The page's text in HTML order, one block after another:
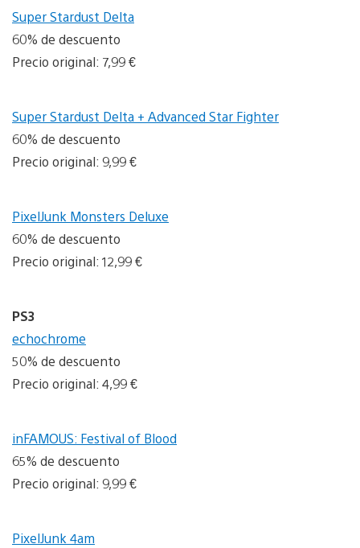
Super Stardust Delta
60% de descuento
Precio original: 7,99 €
Super Stardust Delta + Advanced Star Fighter
60% de descuento
Precio original: 9,99 €
PixelJunk Monsters Deluxe
60% de descuento
Precio original: 12,99 €
PS3
echochrome
50% de descuento
Precio original: 4,99 €
inFAMOUS: Festival of Blood
65% de descuento
Precio original: 9,99 €
PixelJunk 4am